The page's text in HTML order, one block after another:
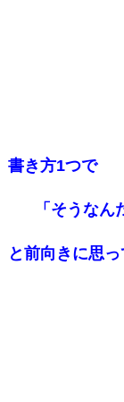
書き方1つで
「そうなん
と前向きに思